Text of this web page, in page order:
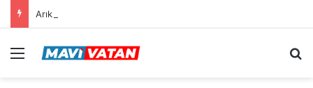
Arıklı: “Mavi Vatan”dan Sonra Hedef “Siber Vatan”
Menü